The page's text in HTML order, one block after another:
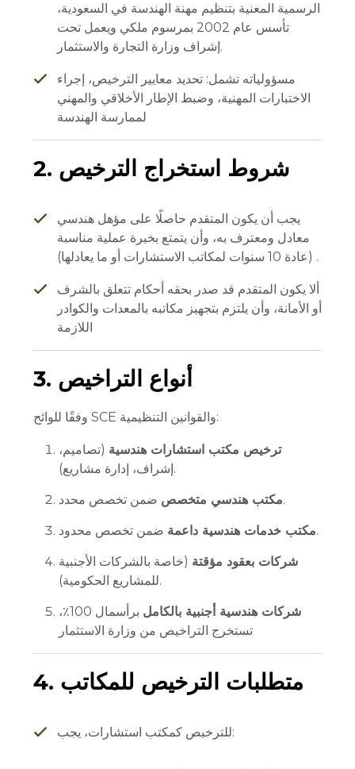
الرسمية المعنية بتنظيم مهنة الهندسة في السعودية،
تأسس عام 2002 بمرسوم ملكي ويعمل تحت
إشراف وزارة التجارة والاستثمار.
مسؤولياته تشمل: تحديد معايير الترخيص، إجراء
الاختبارات المهنية، وضبط الإطار الأخلاقي والمهني
2. شروط استخراج الترخيص
يجب أن يكون المتقدم حاصلًا على مؤهل هندسي
معادل ومعترف به، وأن يتمتع بخبرة عملية مناسبة
(عادة 10 سنوات لمكاتب الاستشارات أو ما يعادلها) .
ألا يكون المتقدم قد صدر بحقه أحكام تتعلق بالشرف
أو الأمانة، وأن يلتزم بتجهيز مكاتبه بالمعدات والكوادر
اللازمة
3. أنواع التراخيص
وفقًا للوائح SCE والقوانين التنظيمية:
ترخيص مكتب استشارات هندسية (تصاميم،
إشراف، إدارة مشاريع).
مكتب هندسي متخصصضمن تخصص محدد.
مكتب خدمات هندسية داعمةضمن تخصص محدود.
شركات بعقود مؤقتة (خاصة بالشركات الأجنبية
للمشاريع الحكومية).
شركات هندسية أجنبية بالكامل
برأسمال 100٪،
4. متطلبات الترخيص للمكاتب
للترخيص كمكتب استشارات، يجب: